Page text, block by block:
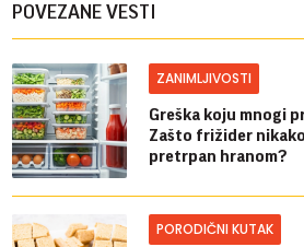
POVEZANE VESTI
ZANIMLJIVOSTI
Greška koju mnogi
Zašto frižider
pretrpan hranom?
PORODIČNI KUTAK